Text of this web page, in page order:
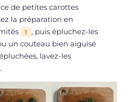
de petites carottes
la préparation en
1
, puis épluchez-les
un couteau bien aiguisé
lavez-les
.